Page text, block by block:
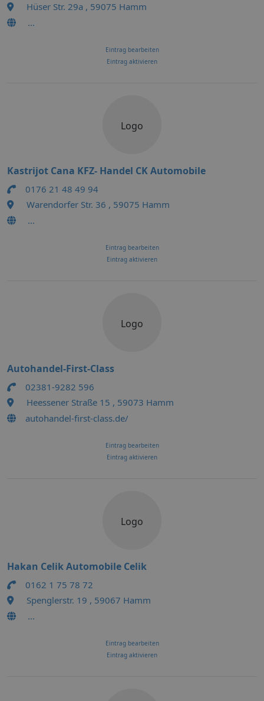
Hüser Str. 29a , 59075 Hamm
...
Eintrag bearbeiten
Eintrag aktivieren
Logo
Kastrijot Cana KFZ- Handel CK Automobile
0176 21 48 49 94
Warendorfer Str. 36 , 59075 Hamm
...
Eintrag bearbeiten
Eintrag aktivieren
Logo
Autohandel-First-Class
02381-9282 596
Heessener Straße 15 , 59073 Hamm
autohandel-first-class.de/
Eintrag bearbeiten
Eintrag aktivieren
Logo
Hakan Celik Automobile Celik
0162 1 75 78 72
Spenglerstr. 19 , 59067 Hamm
...
Eintrag bearbeiten
Eintrag aktivieren